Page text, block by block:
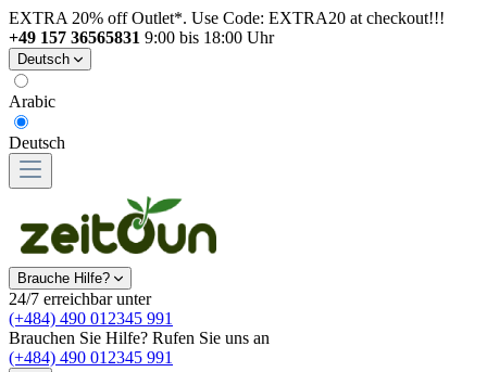
EXTRA 20% off Outlet*. Use Code: EXTRA20 at checkout!!!
+49 157 36565831 9:00 bis 18:00 Uhr
Deutsch
Arabic
Deutsch
Brauche Hilfe?
24/7 erreichbar unter
(+484) 490 012345 991
Brauchen Sie Hilfe? Rufen Sie uns an
(+484) 490 012345 991